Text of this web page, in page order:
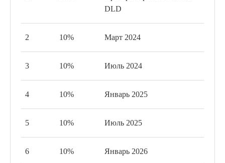
DLD
2 10% Март 2024
3 10% Июль 2024
4 10% Январь 2025
5 10% Июль 2025
6 10% Январь 2026